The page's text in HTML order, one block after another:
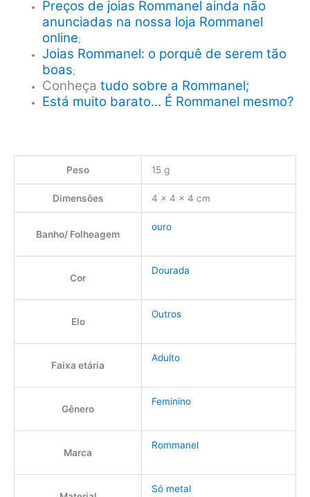
Preços de joias Rommanel ainda não
anunciadas na nossa loja Rommanel
online;
Joias Rommanel: o porquê de serem tão
boas;
Conheçatudo sobre a Rommanel;
Está muito barato… É Rommanel mesmo?
Peso 15 g
Dimensões 4 × 4 × 4 cm
Banho/ Folheagem
ouro
Cor
Dourada
Elo
Outros
Faixa etária
Adulto
Gênero
Feminino
Marca
Rommanel
Só metal